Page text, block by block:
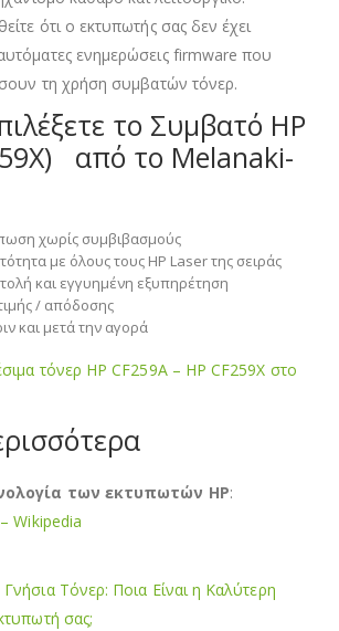
ότι ο εκτυπωτής σας δεν έχει
ενημερώσεις firmware που
τη χρήση συμβατών τόνερ.
το Συμβατό HP
από το Melanaki-
χωρίς συμβιβασμούς
με όλους τους HP Laser της σειράς
και εγγυημένη εξυπηρέτηση
/ απόδοσης
και μετά την αγορά
τόνερ HP CF259A – HP CF259X στο
των εκτυπωτών HP:
Wikipedia
Τόνερ: Ποια Είναι η Καλύτερη
σας;